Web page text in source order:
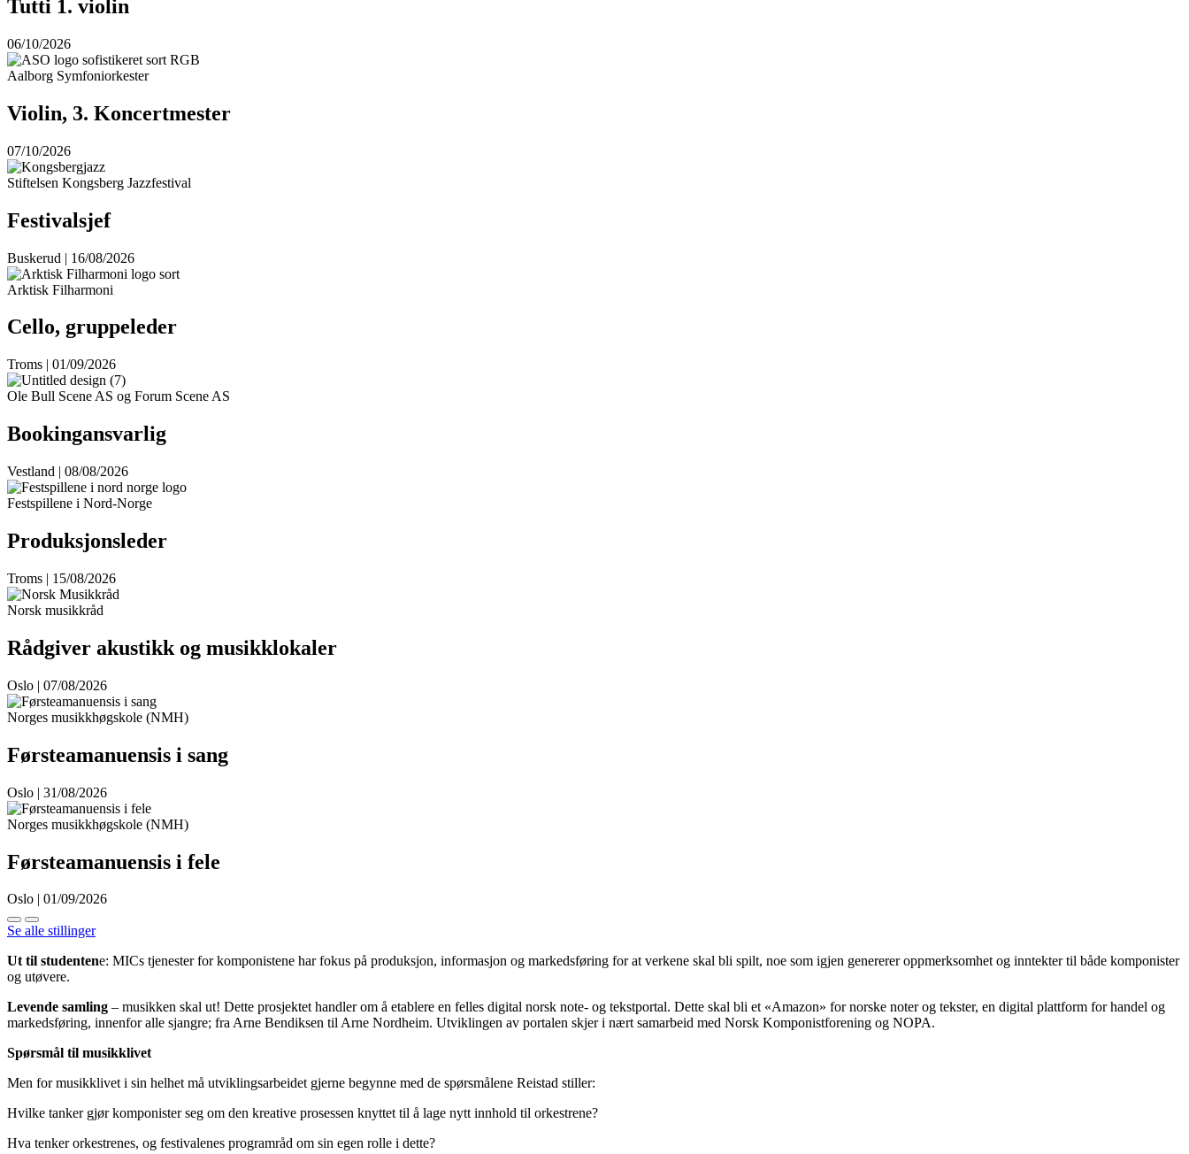
Tutti 1. violin
06/10/2026
Aalborg Symfoniorkester
Violin, 3. Koncertmester
07/10/2026
Stiftelsen Kongsberg Jazzfestival
Festivalsjef
Buskerud | 16/08/2026
Arktisk Filharmoni
Cello, gruppeleder
Troms | 01/09/2026
Ole Bull Scene AS og Forum Scene AS
Bookingansvarlig
Vestland | 08/08/2026
Festspillene i Nord-Norge
Produksjonsleder
Troms | 15/08/2026
Norsk musikkråd
Rådgiver akustikk og musikklokaler
Oslo | 07/08/2026
Norges musikkhøgskole (NMH)
Førsteamanuensis i sang
Oslo | 31/08/2026
Norges musikkhøgskole (NMH)
Førsteamanuensis i fele
Oslo | 01/09/2026
Se alle stillinger
Ut til studentene: MICs tjenester for komponistene har fokus på produksjon, informasjon og markedsføring for at verkene skal bli spilt, noe som igjen genererer oppmerksomhet og inntekter til både komponister
og utøvere.
Levende samling – musikken skal ut! Dette prosjektet handler om å etablere en felles digital norsk note- og tekstportal. Dette skal bli et «Amazon» for norske noter og tekster, en digital plattform for handel og
markedsføring, innenfor alle sjangre; fra Arne Bendiksen til Arne Nordheim. Utviklingen av portalen skjer i nært samarbeid med Norsk Komponistforening og NOPA.
Spørsmål til musikklivet
Men for musikklivet i sin helhet må utviklingsarbeidet gjerne begynne med de spørsmålene Reistad stiller:
Hvilke tanker gjør komponister seg om den kreative prosessen knyttet til å lage nytt innhold til orkestrene?
Hva tenker orkestrenes, og festivalenes programråd om sin egen rolle i dette?